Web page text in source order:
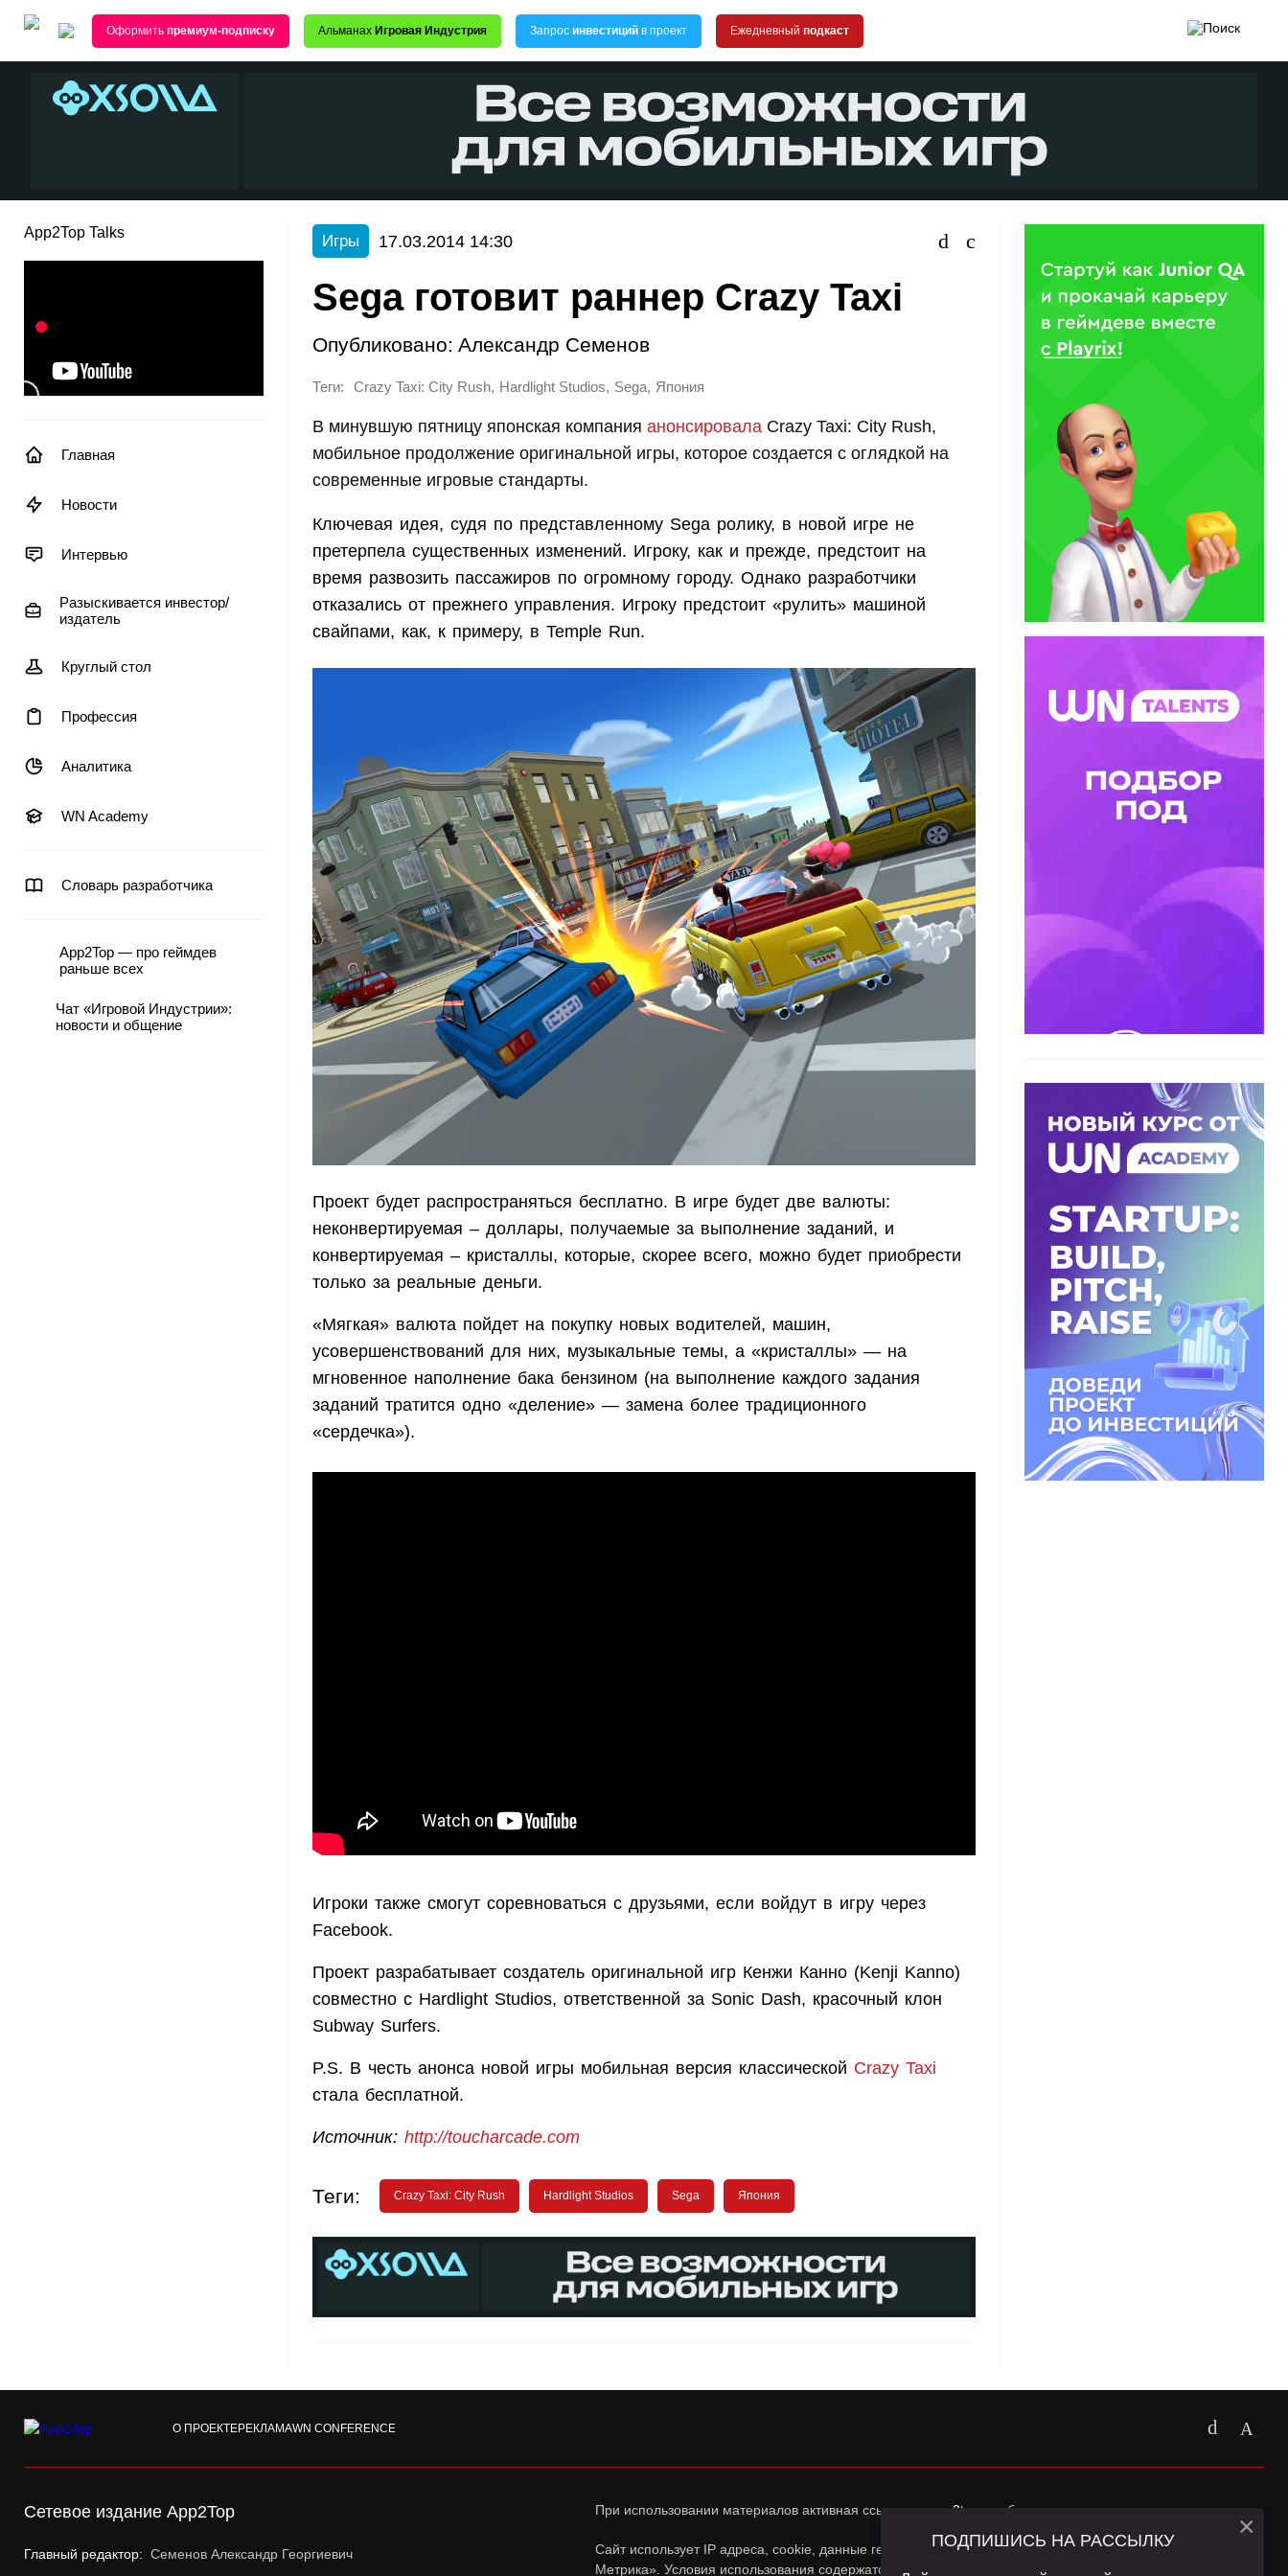
Оформить премиум-подписку Альманах Игровая Индустрия Запрос инвестиций в проект Ежедневный подкаст
App2Top Talks
Главная
Новости
Интервью
Разыскивается инвестор/
издатель
Круглый стол
Профессия
Аналитика
WN Academy
Словарь разработчика
App2Top — про геймдев
раньше всех
Чат «Игровой Индустрии»:
новости и общение
Игры 17.03.2014 14:30
Sega готовит раннер Crazy Taxi
Опубликовано: Александр Семенов
Теги: Crazy Taxi: City Rush, Hardlight Studios, Sega, Япония
В минувшую пятницу японская компания анонсировала Crazy Taxi: City Rush,
мобильное продолжение оригинальной игры, которое создается с оглядкой на
современные игровые стандарты.
Ключевая идея, судя по представленному Sega ролику, в новой игре не
претерпела существенных изменений. Игроку, как и прежде, предстоит на
время развозить пассажиров по огромному городу. Однако разработчики
отказались от прежнего управления. Игроку предстоит «рулить» машиной
свайпами, как, к примеру, в Temple Run.
Проект будет распространяться бесплатно. В игре будет две валюты:
неконвертируемая – доллары, получаемые за выполнение заданий, и
конвертируемая – кристаллы, которые, скорее всего, можно будет приобрести
только за реальные деньги.
«Мягкая» валюта пойдет на покупку новых водителей, машин,
усовершенствований для них, музыкальные темы, а «кристаллы» — на
мгновенное наполнение бака бензином (на выполнение каждого задания
заданий тратится одно «деление» — замена более традиционного
«сердечка»).
Игроки также смогут соревноваться с друзьями, если войдут в игру через
Facebook.
Проект разрабатывает создатель оригинальной игр Кенжи Канно (Kenji Kanno)
совместно с Hardlight Studios, ответственной за Sonic Dash, красочный клон
Subway Surfers.
P.S. В честь анонса новой игры мобильная версия классической Crazy Taxi
стала бесплатной.
Источник: http://toucharcade.com
Теги: Crazy Taxi: City Rush Hardlight Studios Sega Япония
О ПРОЕКТЕРЕКЛАМАWN CONFERENCE
Сетевое издание App2Top
Главный редактор: Семенов Александр Георгиевич
При использовании материалов активная ссылка наapp2top.ruобязательна.
Сайт использует IP адреса, cookie, данные геолокации Пользователей сайта и сервис «Яндекс
Метрика». Условия использования содержатся в
Политике конфиденциальностии
ПОДПИШИСЬ НА РАССЫЛКУ ×